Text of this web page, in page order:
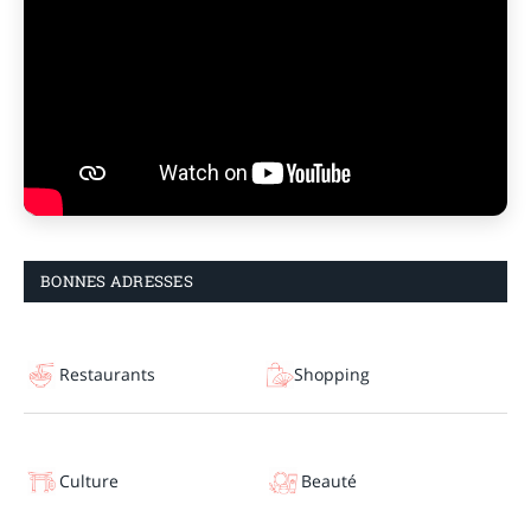
BONNES ADRESSES
Restaurants Shopping
Culture Beauté